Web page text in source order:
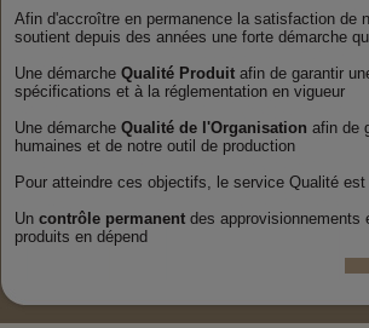
Afin d'accroître en permanence la satisfaction de
soutient depuis des années une forte démarche
Une démarche Qualité Produit afin de garantir
spécifications et à la réglementation en vigueur
Une démarche Qualité de l'Organisation afin de
humaines et de notre outil de production
Pour atteindre ces objectifs, le service Qualité
Un contrôle permanent des approvisionnements
produits en dépend